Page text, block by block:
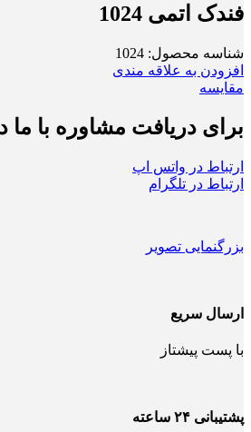
فندک اتمی 1024
شناسه محصول: 1024
افزودن به علاقه مندی
مقایسه
برای دریافت مشاوره با ما
ارتباط در واتس اپ
ارتباط در تلگرام
بزرگنمایی تصویر
ارسال سریع
با پست پیشتاز
پشتیبانی ۲۴ ساعته